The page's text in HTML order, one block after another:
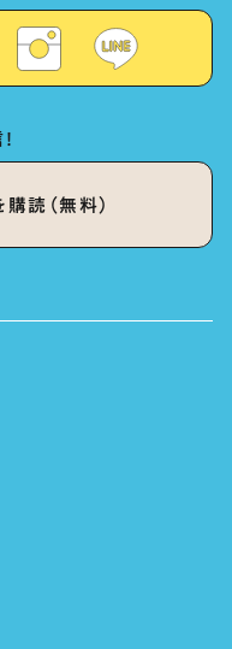
読（無料）